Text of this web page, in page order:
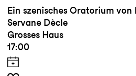
Ein szenisches Oratorium von
Servane Dècle
Grosses Haus
17:00